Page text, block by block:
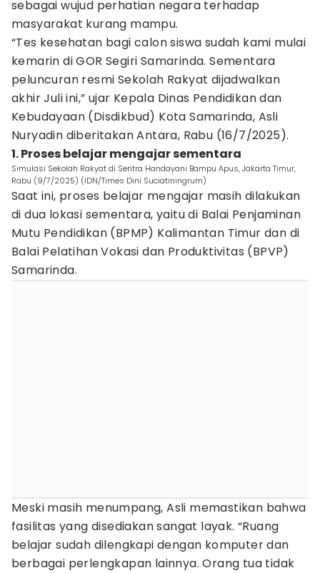
sebagai wujud perhatian negara terhadap
masyarakat kurang mampu.
“Tes kesehatan bagi calon siswa sudah kami mulai
kemarin di GOR Segiri Samarinda. Sementara
peluncuran resmi Sekolah Rakyat dijadwalkan
akhir Juli ini,” ujar Kepala Dinas Pendidikan dan
Kebudayaan (Disdikbud) Kota Samarinda, Asli
Nuryadin diberitakan Antara, Rabu (16/7/2025).
1. Proses belajar mengajar sementara
Simulasi Sekolah Rakyat di Sentra Handayani Bampu Apus, Jakarta Timur,
Rabu (9/7/2025) (IDN/Times Dini Suciatiningrum)
Saat ini, proses belajar mengajar masih dilakukan
di dua lokasi sementara, yaitu di Balai Penjaminan
Mutu Pendidikan (BPMP) Kalimantan Timur dan di
Balai Pelatihan Vokasi dan Produktivitas (BPVP)
Samarinda.
Meski masih menumpang, Asli memastikan bahwa
fasilitas yang disediakan sangat layak. “Ruang
belajar sudah dilengkapi dengan komputer dan
berbagai perlengkapan lainnya. Orang tua tidak